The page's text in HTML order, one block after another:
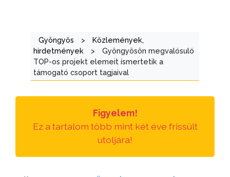
GYÖNGYÖS
VÁROS
ÉRTÉKTÁRA
VÁROSUNKRÓL
LAKOSSÁGI
Gyöngyös >
Közlemények,
hirdetmények
>
Gyöngyösön megvalósuló
TOP-os projekt elemeit ismertetik a
támogató csoport tagjaival
Figyelem!
Ez a tartalom több mint két éve frissült
utoljára!